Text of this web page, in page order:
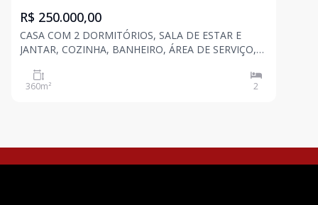
R$ 250.000,00
CASA COM 2 DORMITÓRIOS, SALA DE ESTAR E
JANTAR, COZINHA, BANHEIRO, ÁREA DE SERVIÇO,
360m² 2